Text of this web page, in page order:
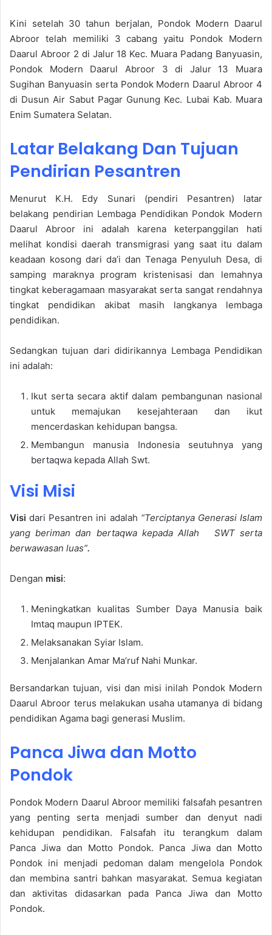
Kini setelah 30 tahun berjalan, Pondok Modern Daarul
Abroor telah memiliki 3 cabang yaitu Pondok Modern
Daarul Abroor 2 di Jalur 18 Kec. Muara Padang Banyuasin,
Pondok Modern Daarul Abroor 3 di Jalur 13 Muara
Sugihan Banyuasin serta Pondok Modern Daarul Abroor 4
di Dusun Air Sabut Pagar Gunung Kec. Lubai Kab. Muara
Enim Sumatera Selatan.
Latar Belakang Dan Tujuan
Pendirian Pesantren
Menurut K.H. Edy Sunari (pendiri Pesantren) latar
belakang pendirian Lembaga Pendidikan Pondok Modern
Daarul Abroor ini adalah karena keterpanggilan hati
melihat kondisi daerah transmigrasi yang saat itu dalam
keadaan kosong dari da’i dan Tenaga Penyuluh Desa, di
samping maraknya program kristenisasi dan lemahnya
tingkat keberagamaan masyarakat serta sangat rendahnya
tingkat pendidikan akibat masih langkanya lembaga
pendidikan.
Sedangkan tujuan dari didirikannya Lembaga Pendidikan
ini adalah:
Ikut serta secara aktif dalam pembangunan nasional
untuk memajukan kesejahteraan dan ikut
mencerdaskan kehidupan bangsa.
Membangun manusia Indonesia seutuhnya yang
bertaqwa kepada Allah Swt.
Visi Misi
Visi dari Pesantren ini adalah “Terciptanya Generasi Islam
yang beriman dan bertaqwa kepada Allah SWT serta
berwawasan luas”.
Dengan misi:
Meningkatkan kualitas Sumber Daya Manusia baik
Imtaq maupun IPTEK.
Melaksanakan Syiar Islam.
Menjalankan Amar Ma’ruf Nahi Munkar.
Bersandarkan tujuan, visi dan misi inilah Pondok Modern
Daarul Abroor terus melakukan usaha utamanya di bidang
pendidikan Agama bagi generasi Muslim.
Panca Jiwa dan Motto
Pondok
Pondok Modern Daarul Abroor memiliki falsafah pesantren
yang penting serta menjadi sumber dan denyut nadi
kehidupan pendidikan. Falsafah itu terangkum dalam
Panca Jiwa dan Motto Pondok. Panca Jiwa dan Motto
Pondok ini menjadi pedoman dalam mengelola Pondok
dan membina santri bahkan masyarakat. Semua kegiatan
dan aktivitas didasarkan pada Panca Jiwa dan Motto
Pondok.